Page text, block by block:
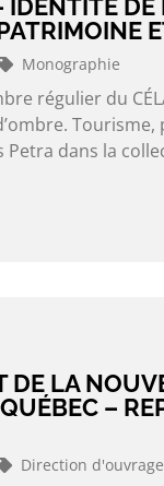
DE
Monographie
régulier du
Petra dans la
DE LA
–
Direction